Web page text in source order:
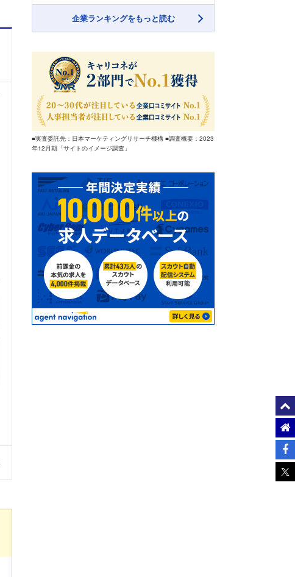
企業ランキングをもっと読む
■実査委託先：日本マーケティングリサーチ機構 ■調査概要：2023
年12月期「サイトのイメージ調査」